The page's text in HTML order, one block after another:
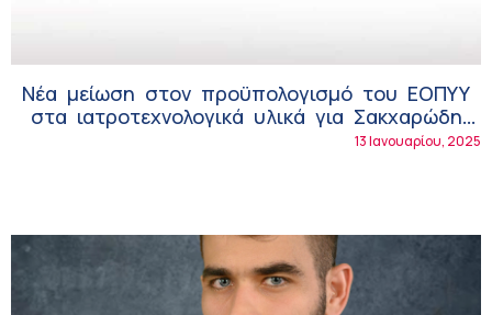
Νέα μείωση στον προϋπολογισμό του ΕΟΠΥΥ
στα ιατροτεχνολογικά υλικά για Σακχαρώδη
13 Ιανουαρίου, 2025